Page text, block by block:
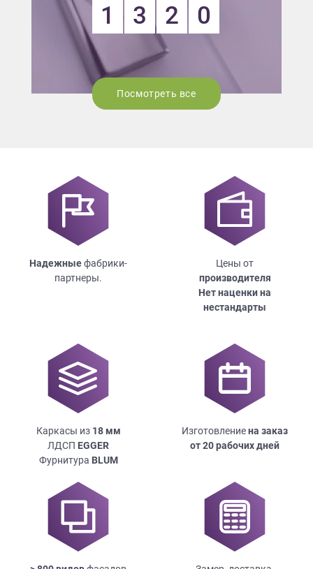
1 3 2 0
Посмотреть все
Надежныефабрики-
партнеры.
Цены от
производителя
Нет наценки на
нестандарты
Каркасы из 18мм
ЛДСП EGGER
Фурнитура BLUM
Изготовлениена заказ
от 20 рабочих дней